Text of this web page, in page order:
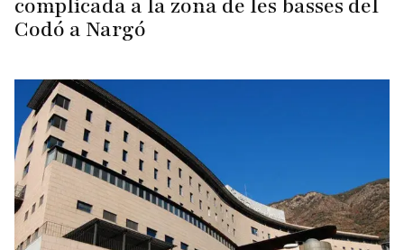
Codó a Nargó